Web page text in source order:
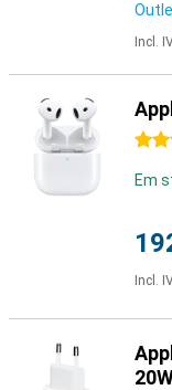
Incl.
4.5
Em
Incl.